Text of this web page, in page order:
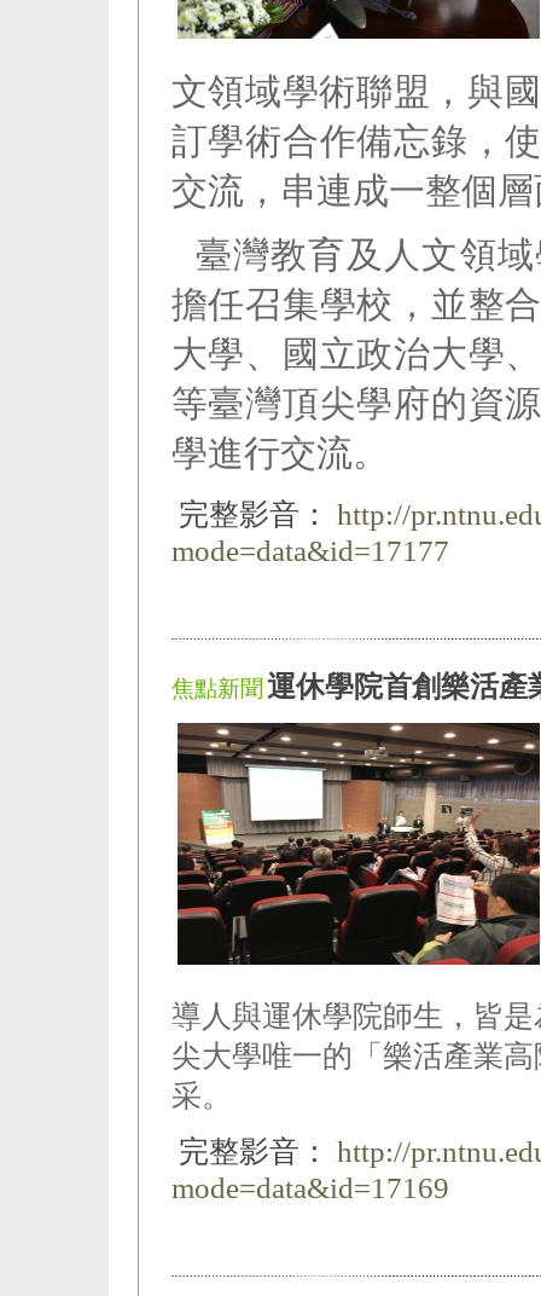
文領域學術聯盟，與
訂學術合作備忘錄，
交流，串連成一整個
臺灣教育及人文領
擔任召集學校，並整
大學、國立政治大學
等臺灣頂尖學府的資
學進行交流。
完整影音：
http://
mode=data&id=17177
焦點新聞運休學院首創樂活產
導人與運休學院師生，皆
尖大學唯一的「樂活產業
采。
完整影音：
http://
mode=data&id=17169